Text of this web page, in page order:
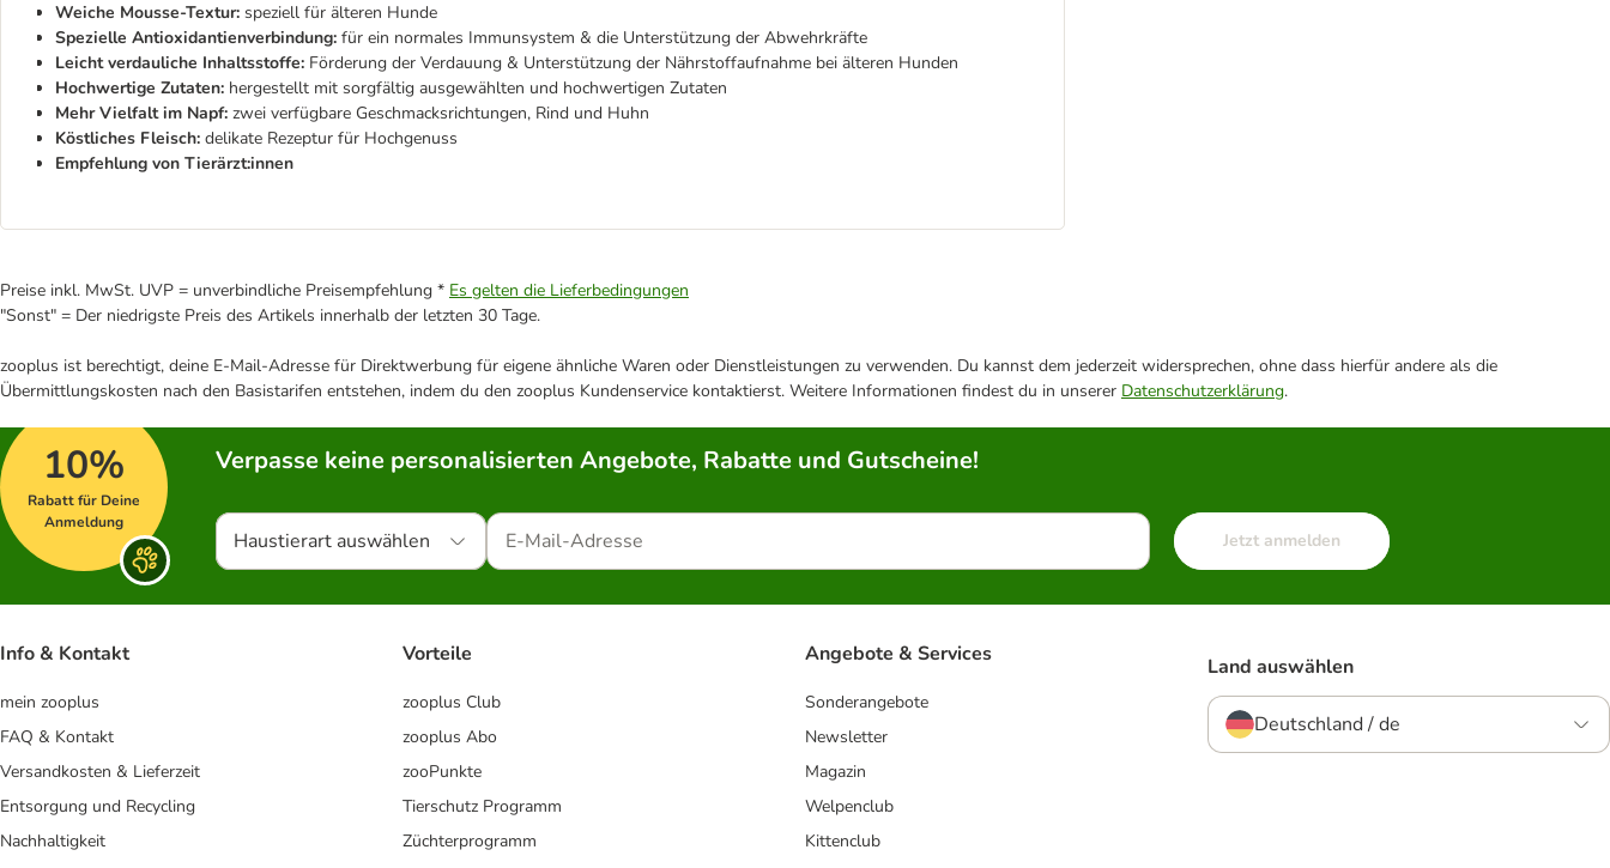
Weiche Mousse-Textur: speziell für älteren Hunde
Spezielle Antioxidantienverbindung: für ein normales Immunsystem & die Unterstützung der Abwehrkräfte
Leicht verdauliche Inhaltsstoffe: Förderung der Verdauung & Unterstützung der Nährstoffaufnahme bei älteren Hunden
Hochwertige Zutaten: hergestellt mit sorgfältig ausgewählten und hochwertigen Zutaten
Mehr Vielfalt im Napf: zwei verfügbare Geschmacksrichtungen, Rind und Huhn
Köstliches Fleisch: delikate Rezeptur für Hochgenuss
Empfehlung von Tierärzt:innen
Preise inkl. MwSt. UVP = unverbindliche Preisempfehlung * Es gelten die Lieferbedingungen
"Sonst" = Der niedrigste Preis des Artikels innerhalb der letzten 30 Tage.
zooplus ist berechtigt, deine E-Mail-Adresse für Direktwerbung für eigene ähnliche Waren oder Dienstleistungen zu verwenden. Du kannst dem jederzeit widersprechen, ohne dass hierfür andere als die
Übermittlungskosten nach den Basistarifen entstehen, indem du den zooplus Kundenservice kontaktierst. Weitere Informationen findest du in unserer Datenschutzerklärung.
10%
Rabatt für Deine
Anmeldung
Verpasse keine personalisierten Angebote, Rabatte und Gutscheine!
Haustierart auswählen Jetzt anmelden
Info & Kontakt
mein zooplus
FAQ & Kontakt
Versandkosten & Lieferzeit
Entsorgung und Recycling
Nachhaltigkeit
Vorteile
zooplus Club
zooplus Abo
zooPunkte
Tierschutz Programm
Züchterprogramm
Angebote & Services
Sonderangebote
Newsletter
Magazin
Welpenclub
Kittenclub
Land auswählen
Deutschland / de